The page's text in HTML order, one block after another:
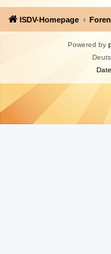
ISDV-Homepage Foren
Powered by